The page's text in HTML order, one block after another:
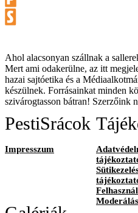
Ahol alacsonyan szállnak a
Mert ami odakerülne, az itt
hazai sajtóetika és a
készülnek. Forrásainkat minden
szivárogtasson bátran! Szerzőink
PestiSrácok
Impresszum